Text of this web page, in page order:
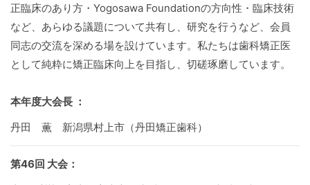
正臨床のあり方・Yogosawa Foundationの方向性・臨床技術
など、あらゆる議題について共有し、研究を行うなど、会員
同志の交流を深める場を設けています。私たちは歯科矯正医
として純粋に矯正臨床向上を目指し、切磋琢磨しています。
本年度大会長 ：
丹田 薫 新潟県村上市（丹田矯正歯科）
第46回 大会：